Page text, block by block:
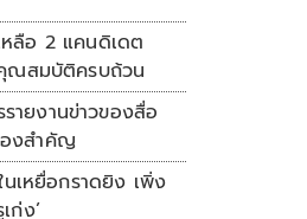
ลือ 2 แคนดิเดต
ณสมบัติครบถ้วน
ายงานข่าวของสื่อ
องสำคัญ
นเหยื่อกราดยิง เพิ่ง
ก่ง’